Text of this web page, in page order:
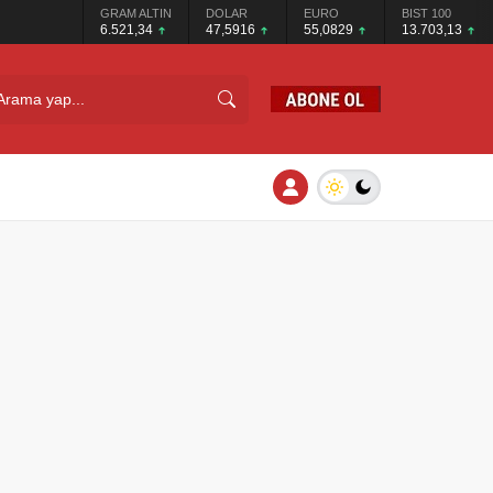
GRAM ALTIN
6.521,34
DOLAR
47,5916
EURO
55,0829
BIST 100
13.703,13